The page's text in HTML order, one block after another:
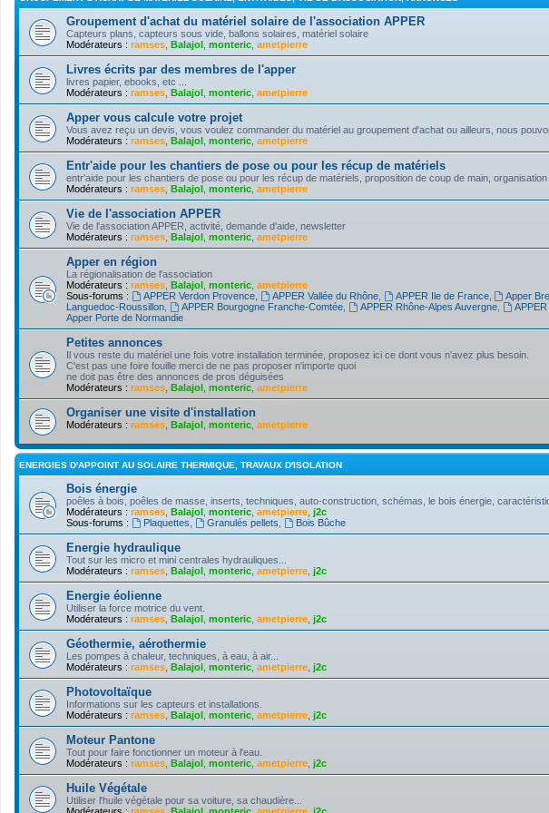
Groupement d'achat du matériel solaire de l'association APPER
Capteurs plans, capteurs sous vide, ballons solaires, matériel solaire
Modérateurs : ramses Balajol monteric ametpierre
Livres écrits par des membres de l'apper
livres papier, ebooks, etc ...
Modérateurs : ramses Balajol monteric ametpierre
Apper vous calcule votre projet
Vous avez reçu un devis, vous voulez commander du matériel au groupement d'achat ou ailleurs, nous
Modérateurs : ramses Balajol monteric ametpierre
Entr'aide pour les chantiers de pose ou pour les récup de matériels
entr'aide pour les chantiers de pose ou pour les récup de matériels, proposition de coup de main, organisation
Modérateurs : ramses Balajol monteric ametpierre
Vie de l'association APPER
Vie de l'association APPER, activité, demande d'aide, newsletter
Modérateurs : ramses Balajol monteric ametpierre
Apper en région
La régionalisation de l'association
Modérateurs : ramses Balajol monteric ametpierre
Sous-forums :
APPER Verdon Provence, APPER Vallée du Rhône, APPER Ile de France, Apper
Languedoc-Roussillon
APPER Bourgogne Franche-Comtée, APPER Rhône-Alpes Auvergne,
Apper Porte de Normandie
Petites annonces
Il vous reste du matériel une fois votre installation terminée, proposez ici ce dont vous n'avez plus besoin.
C'est pas une foire fouille merci de ne pas proposer n'importe quoi
ne doit pas être des annonces de pros déguisées
Modérateurs : ramses Balajol monteric ametpierre
Organiser une visite d'installation
Modérateurs : ramses Balajol monteric ametpierre
ENERGIES D'APPOINT AU SOLAIRE THERMIQUE, TRAVAUX D'ISOLATION
Bois énergie
poêles à bois, poêles de masse, inserts, techniques, auto-construction, schémas, le bois énergie,
Modérateurs : ramses Balajol monteric ametpierre j2c
Sous-forums :
Plaquettes Granulés pellets Bois Bûche
Energie hydraulique
Tout sur les micro et mini centrales hydrauliques...
Modérateurs : ramses Balajol monteric ametpierre j2c
Energie éolienne
Utiliser la force motrice du vent.
Modérateurs : ramses Balajol monteric ametpierre j2c
Géothermie, aérothermie
Les pompes à chaleur, techniques, à eau, à air...
Modérateurs : ramses Balajol monteric ametpierre j2c
Photovoltaïque
Informations sur les capteurs et installations.
Modérateurs : ramses Balajol monteric ametpierre j2c
Moteur Pantone
Tout pour faire fonctionner un moteur à l'eau.
Modérateurs : ramses Balajol monteric ametpierre j2c
Huile Végétale
Utiliser l'huile végétale pour sa voiture, sa chaudière...
Modérateurs : ramses Balajol monteric ametpierre j2c